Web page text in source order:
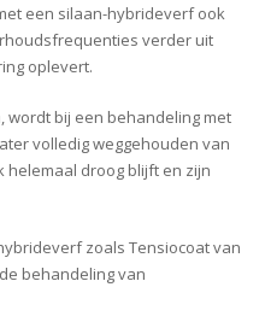
een silaan-hybrideverf ook
verder uit
oplevert.
wordt bij een behandeling met
volledig weggehouden van
droog blijft en zijn
zoals Tensiocoat van
behandeling van